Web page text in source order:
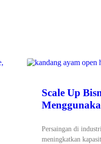
Scale Up
Persaingan di
meningkatkan